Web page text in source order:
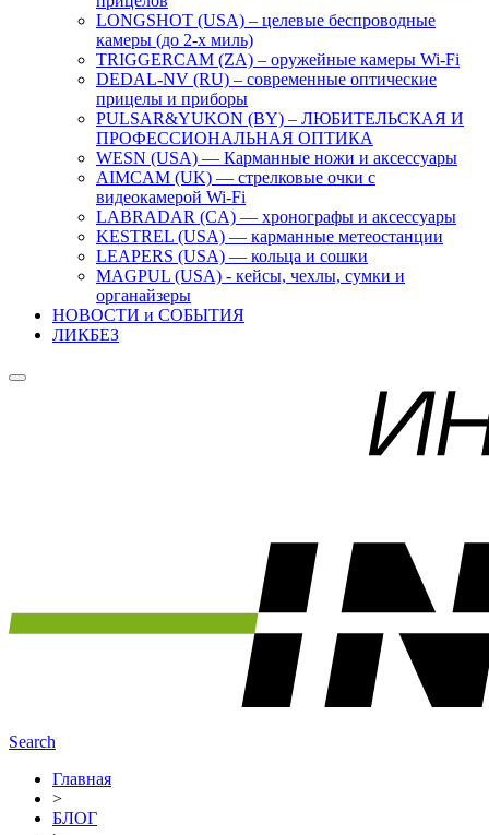
LONGSHOT (USA) – целевые беспроводные
камеры (до 2-х миль)
TRIGGERCAM (ZA) – оружейные камеры Wi-Fi
DEDAL-NV (RU) – современные оптические
прицелы и приборы
PULSAR&YUKON (BY) – ЛЮБИТЕЛЬСКАЯ И
ПРОФЕССИОНАЛЬНАЯ ОПТИКА
WESN (USA) — Карманные ножи и аксессуары
AIMCAM (UK) — стрелковые очки с
видеокамерой Wi-Fi
LABRADAR (CA) — хронографы и аксессуары
KESTREL (USA) — карманные метеостанции
LEAPERS (USA) — кольца и сошки
MAGPUL (USA) - кейсы, чехлы, сумки и
органайзеры
НОВОСТИ и СОБЫТИЯ
ЛИКБЕЗ
Search
Главная
>
БЛОГ